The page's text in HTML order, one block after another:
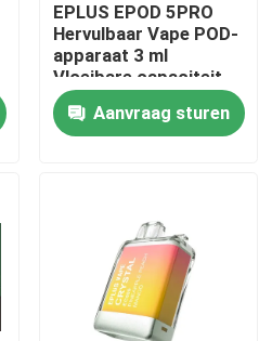
EPLUS EPOD 5PRO
Hervulbaar Vape POD-
apparaat 3 ml
Vloeibare capaciteit
20 mg/ml Nicotine
Aanvraag sturen